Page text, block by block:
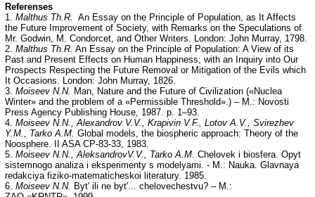
Referenses
1. Malthus Th.R.
An Essay on the Principle of Population, as It Affects
the Future Improvement of Society, with Remarks on the Speculations of
Mr. Godwin, M. Condorcet, and Other Writers. London: John Murray, 1798.
2. Malthus Th.R. An Essay on the Principle of Population: A View of its
Past and Present Effects on Human Happiness; with an Inquiry into Our
Prospects Respecting the Future Removal or Mitigation of the Evils which
It Occasions. London: John Murray, 1826.
3. Moiseev N.N. Man, Nature and the Future of Civilization («Nuclea
Winter» and the problem of a «Permissible Threshold».) – M.: Novosti
Press Agency Publishing Housе, 1987. p. 1–93.
4. Moiseev N.N., Alexandrov V.V., Krapivin V.F., Lotov A.V., Svirezhev
Y.M., Tarko A.M. Global models, the biospheric approach: Theory of the
Noosphere. II ASA CP-83-33, 1983.
5. Moiseev N.N., AleksandrovV.V., Tarko A.M. Chelovek i biosfera. Opyt
sistemnogo analiza i eksperimenty s modelyami. - M.: Nauka. Glavnaya
redakciya fiziko-matematicheskoi literatury. 1985.
6. Moiseev N.N. Byt' ili ne byt'... chelovechestvu? – M.: